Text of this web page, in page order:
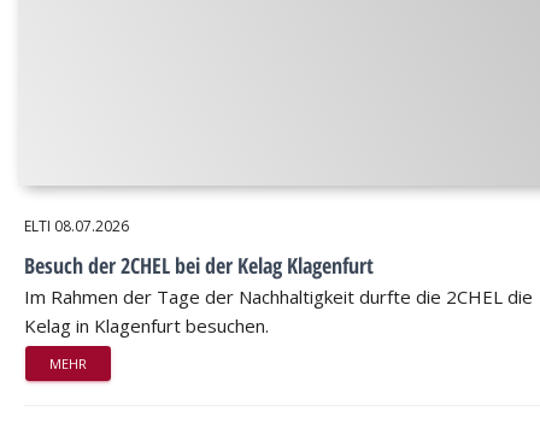
ELTI 08.07.2026
Besuch der 2CHEL bei der Kelag Klagenfurt
Im Rahmen der Tage der Nachhaltigkeit durfte die 2CHEL die
Kelag in Klagenfurt besuchen.
MEHR